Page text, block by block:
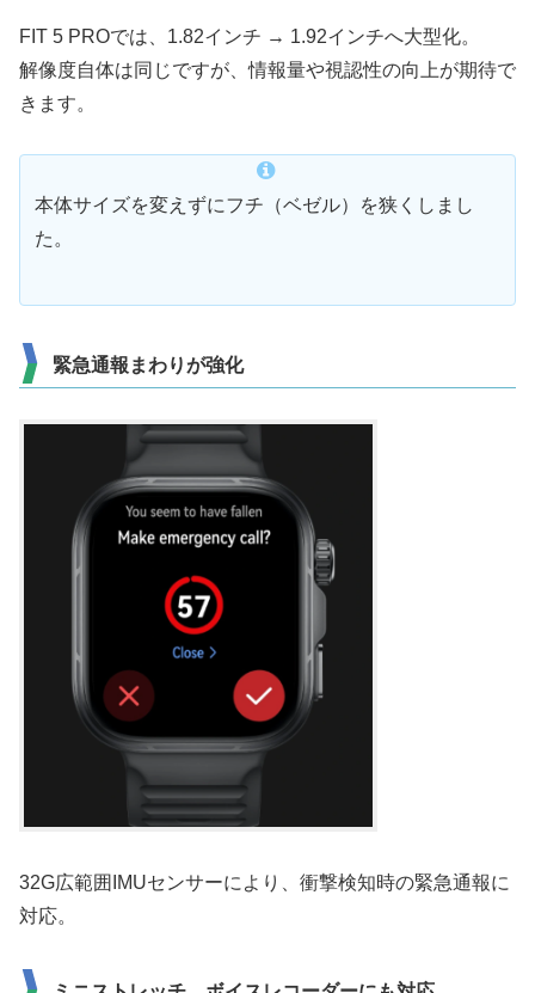
FIT 5 PROでは、1.82インチ → 1.92インチへ大型化。
解像度自体は同じですが、情報量や視認性の向上が期待で
きます。
本体サイズを変えずにフチ（ベゼル）を狭くしまし
た。
緊急通報まわりが強化
32G広範囲IMUセンサーにより、衝撃検知時の緊急通報に
対応。